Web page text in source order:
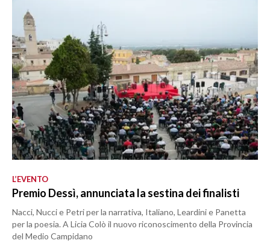
L’EVENTO
Premio Dessì, annunciata la sestina dei finalisti
Nacci, Nucci e Petri per la narrativa, Italiano, Leardini e Panetta
per la poesia. A Licia Colò il nuovo riconoscimento della Provincia
del Medio Campidano